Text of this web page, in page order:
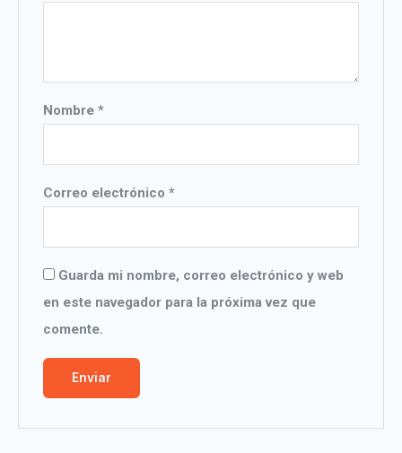
Nombre*
Correo electrónico*
Guarda mi nombre, correo electrónico y web
en este navegador para la próxima vez que
comente.